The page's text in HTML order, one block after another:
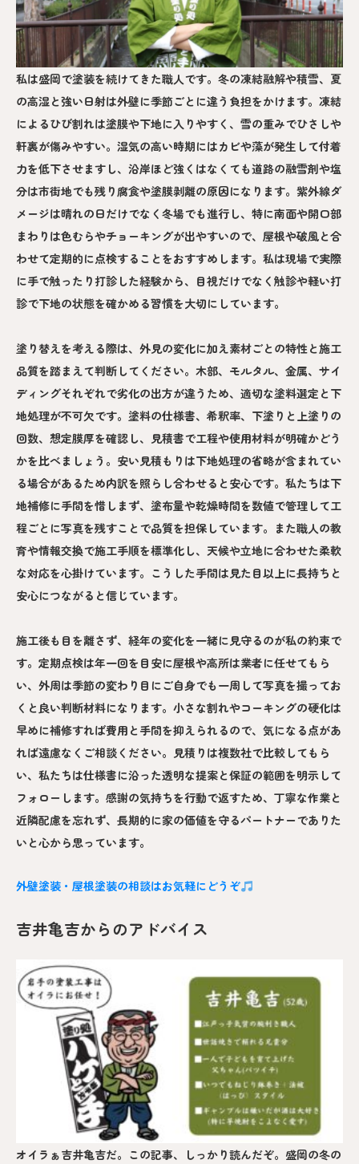
私は盛岡で塗装を続けてきた職人です。冬の凍結融解や積雪、夏
の高湿と強い日射は外壁に季節ごとに違う負担をかけます。凍結
によるひび割れは塗膜や下地に入りやすく、雪の重みでひさしや
軒裏が傷みやすい。湿気の高い時期にはカビや藻が発生して付着
力を低下させますし、沿岸ほど強くはなくても道路の融雪剤や塩
分は市街地でも残り腐食や塗膜剥離の原因になります。紫外線ダ
メージは晴れの日だけでなく冬場でも進行し、特に南面や開口部
まわりは色むらやチョーキングが出やすいので、屋根や破風と合
わせて定期的に点検することをおすすめします。私は現場で実際
に手で触ったり打診した経験から、目視だけでなく触診や軽い打
診で下地の状態を確かめる習慣を大切にしています。
塗り替えを考える際は、外見の変化に加え素材ごとの特性と施工
品質を踏まえて判断してください。木部、モルタル、金属、サイ
ディングそれぞれで劣化の出方が違うため、適切な塗料選定と下
地処理が不可欠です。塗料の仕様書、希釈率、下塗りと上塗りの
回数、想定膜厚を確認し、見積書で工程や使用材料が明確かどう
かを比べましょう。安い見積もりは下地処理の省略が含まれてい
る場合があるため内訳を照らし合わせると安心です。私たちは下
地補修に手間を惜しまず、塗布量や乾燥時間を数値で管理して工
程ごとに写真を残すことで品質を担保しています。また職人の教
育や情報交換で施工手順を標準化し、天候や立地に合わせた柔軟
な対応を心掛けています。こうした手間は見た目以上に長持ちと
安心につながると信じています。
施工後も目を離さず、経年の変化を一緒に見守るのが私の約束で
す。定期点検は年一回を目安に屋根や高所は業者に任せてもら
い、外周は季節の変わり目にご自身でも一周して写真を撮ってお
くと良い判断材料になります。小さな割れやコーキングの硬化は
早めに補修すれば費用と手間を抑えられるので、気になる点があ
れば遠慮なくご相談ください。見積りは複数社で比較してもら
い、私たちは仕様書に沿った透明な提案と保証の範囲を明示して
フォローします。感謝の気持ちを行動で返すため、丁寧な作業と
近隣配慮を忘れず、長期的に家の価値を守るパートナーでありた
いと心から思っています。
外壁塗装・屋根塗装の相談はお気軽にどうぞ
吉井亀吉からのアドバイス
オイラぁ吉井亀吉だ。この記事、しっかり読んだぞ。盛岡の冬の